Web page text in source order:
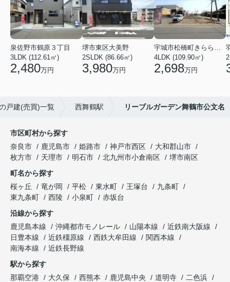
泉佐野市鶴原３丁目
3LDK (112.61㎡)
2,480万円
堺市東区大美野
2SLDK (86.66㎡)
3,980万円
4LDK (109.90㎡)
2,698万円
戸建(売買)一覧 西舞鶴駅 リーブルガーデン舞鶴市公文名
市区町村から探す
奈良市
鹿児島市 姫路市 神戸市西区
大和郡山市
枚方市
天理市 明石市 北九州市小倉南区
堺市南区
町名から探す
桜ヶ丘
竜が岡 平松 東水町 王塚台
九条町
東九条町
西陵 小泉町
赤坂台
沿線から探す
鹿児島本線
沖縄都市モノレール 山陽本線
近鉄南大阪線
日豊本線
近鉄橿原線 西鉄大牟田線
関西本線
南海本線
近鉄長野線
駅から探す
那覇空港
大久保 西熊本 鹿児島中央 道明寺
二色浜